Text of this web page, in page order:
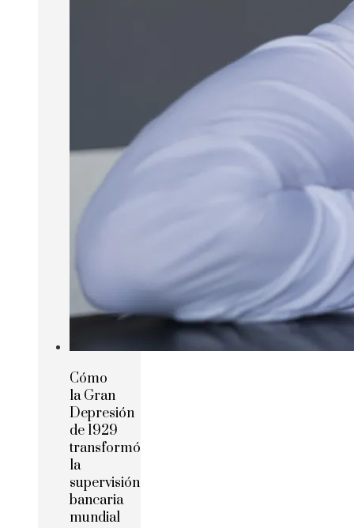
Cómo
la Gran
Depresión
de 1929
transformó
la
supervisión
bancaria
mundial